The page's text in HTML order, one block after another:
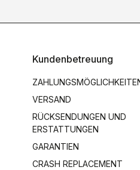
Kundenbetreuung
VERSAND
RÜCKSENDUNGEN UND
ERSTATTUNGEN
GARANTIEN
CRASH REPLACEMENT